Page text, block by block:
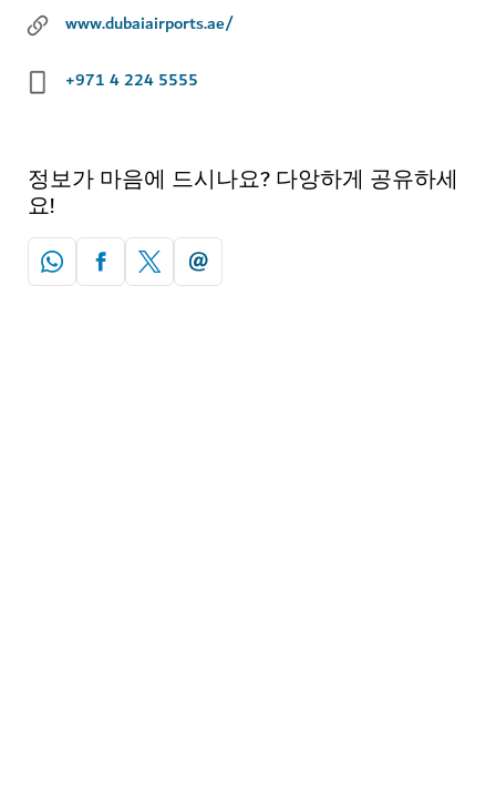
www.dubaiairports.ae/
+971 4 224 5555
정보가 마음에 드시나요? 다앙하게 공유하세
요!